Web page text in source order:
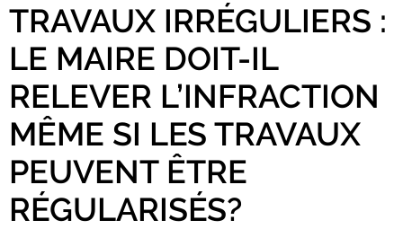
TRAVAUX IRRÉGULIERS :
LE MAIRE DOIT-IL
RELEVER L’INFRACTION
MÊME SI LES TRAVAUX
PEUVENT ÊTRE
RÉGULARISÉS?